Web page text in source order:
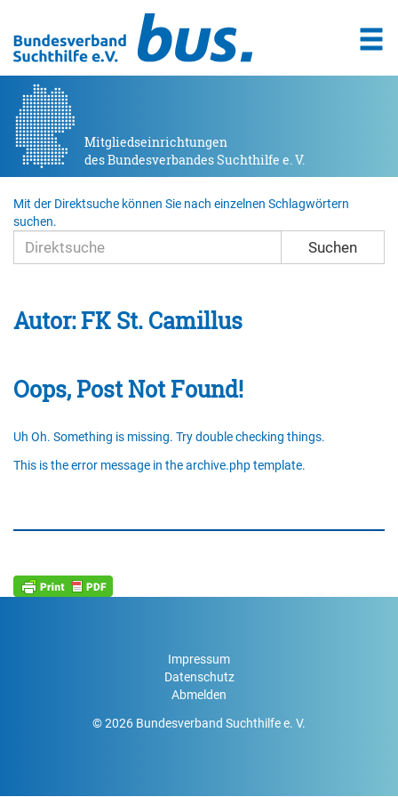
Mitgliedseinrichtungen
des Bundesverbandes Suchthilfe e. V.
Mit der Direktsuche können Sie nach einzelnen Schlagwörtern
suchen.
Suchen
Autor:FK St. Camillus
Oops, Post Not Found!
Uh Oh. Something is missing. Try double checking things.
This is the error message in the archive.php template.
Impressum
Datenschutz
Abmelden
© 2026 Bundesverband Suchthilfe e. V.